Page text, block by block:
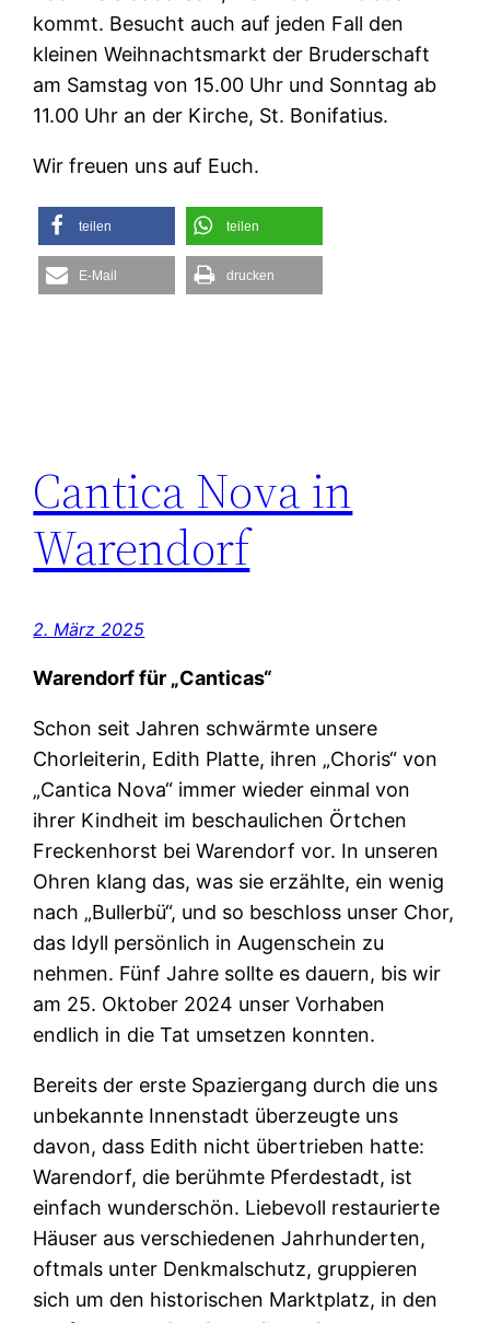
kommt. Besucht auch auf jeden Fall den
kleinen Weihnachtsmarkt der Bruderschaft
am Samstag von 15.00 Uhr und Sonntag ab
11.00 Uhr an der Kirche, St. Bonifatius.
Wir freuen uns auf Euch.
teilen teilen
E-Mail drucken
Cantica Nova in
Warendorf
2. März 2025
Warendorf für „Canticas“
Schon seit Jahren schwärmte unsere
Chorleiterin, Edith Platte, ihren „Choris“ von
„Cantica Nova“ immer wieder einmal von
ihrer Kindheit im beschaulichen Örtchen
Freckenhorst bei Warendorf vor. In unseren
Ohren klang das, was sie erzählte, ein wenig
nach „Bullerbü“, und so beschloss unser Chor,
das Idyll persönlich in Augenschein zu
nehmen. Fünf Jahre sollte es dauern, bis wir
am 25. Oktober 2024 unser Vorhaben
endlich in die Tat umsetzen konnten.
Bereits der erste Spaziergang durch die uns
unbekannte Innenstadt überzeugte uns
davon, dass Edith nicht übertrieben hatte:
Warendorf, die berühmte Pferdestadt, ist
einfach wunderschön. Liebevoll restaurierte
Häuser aus verschiedenen Jahrhunderten,
oftmals unter Denkmalschutz, gruppieren
sich um den historischen Marktplatz, in den